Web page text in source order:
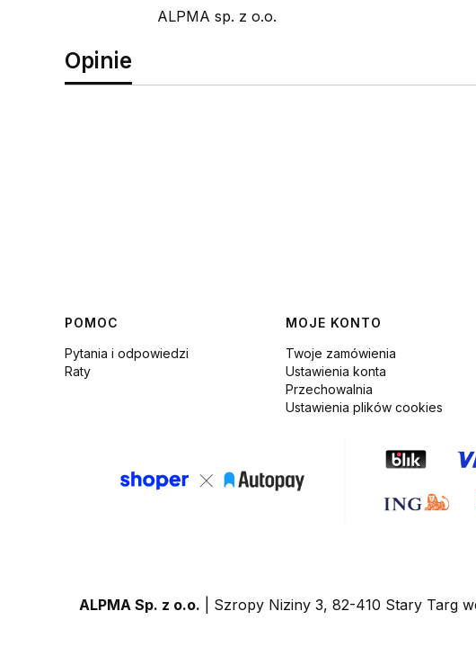
ALPMA sp. z o.o.
Opinie
Linki w stopce
POMOC
Pytania i odpowiedzi
Raty
MOJE KONTO
Twoje zamówienia
Ustawienia konta
Przechowalnia
Ustawienia plików cookies
ALPMA Sp. z o.o. | Szropy Niziny 3, 82-410 Stary Targ